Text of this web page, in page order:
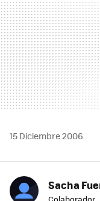
15 Diciembre 2006
Sacha